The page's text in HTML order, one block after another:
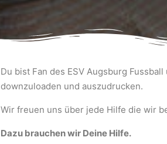
Du bist Fan des ESV Augsburg
downzuloaden und auszudrucken.
Wir freuen uns über jede Hilfe die wir
Dazu brauchen wir Deine Hilfe.